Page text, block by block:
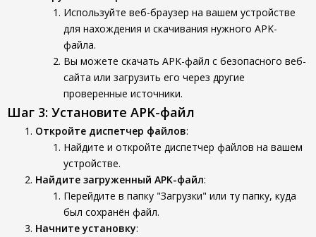
Используйте веб-браузер на вашем устройстве
для нахождения и скачивания нужного APK-
файла.
Вы можете скачать APK-файл с безопасного веб-
сайта или загрузить его через другие
проверенные источники.
Шаг 3: Установите APK-файл
Откройте диспетчер файлов:
Найдите и откройте диспетчер файлов на вашем
устройстве.
Найдите загруженный APK-файл:
Перейдите в папку "Загрузки" или ту папку, куда
был сохранён файл.
Начните установку: